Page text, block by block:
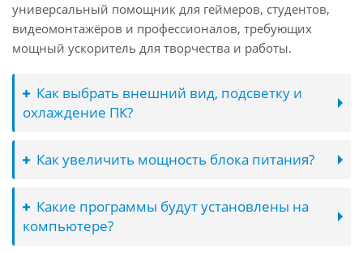
универсальный помощник для геймеров, студентов,
видеомонтажёров и профессионалов, требующих
мощный ускоритель для творчества и работы.
Как выбрать внешний вид, подсветку и
охлаждение ПК?
Как увеличить мощность блока питания?
Какие программы будут установлены на
компьютере?